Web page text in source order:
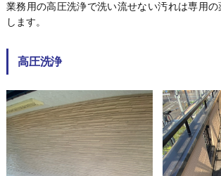
業務用の高圧洗浄で洗い流せない汚れは専用
します。
高圧洗浄